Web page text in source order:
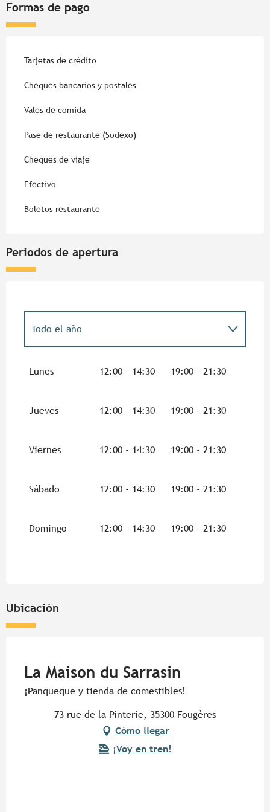
Formas de pago
Tarjetas de crédito
Cheques bancarios y postales
Vales de comida
Pase de restaurante (Sodexo)
Cheques de viaje
Efectivo
Boletos restaurante
Periodos de apertura
Todo el año
Lunes 12:00 - 14:30 19:00 - 21:30
Jueves 12:00 - 14:30 19:00 - 21:30
Viernes 12:00 - 14:30 19:00 - 21:30
Sábado 12:00 - 14:30 19:00 - 21:30
Domingo 12:00 - 14:30 19:00 - 21:30
Ubicación
La Maison du Sarrasin
¡Panqueque y tienda de comestibles!
73 rue de la Pinterie, 35300 Fougères
Cómo llegar
¡Voy en tren!